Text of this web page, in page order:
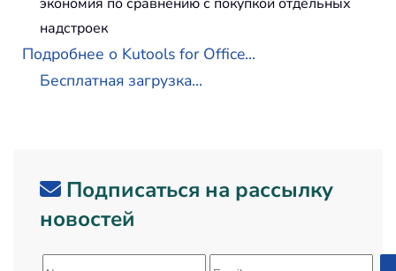
надстроек
Подробнее о Kutools for Office...
Бесплатная загрузка...
Подписаться на рассылку
новостей